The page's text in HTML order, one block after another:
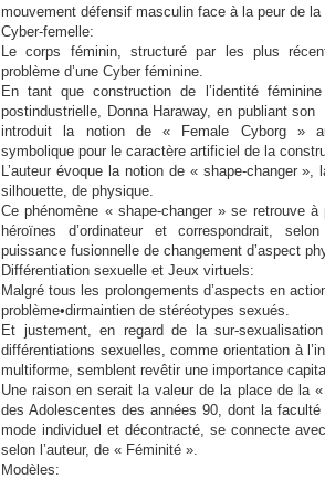
mouvement défensif masculin face à la peur de la
Cyber-femelle:
Le corps féminin, structuré par les plus
problème d’une Cyber féminine.
En tant que construction de l’identité
postindustrielle, Donna Haraway, en publiant
introduit la notion de « Female Cyborg »
symbolique pour le caractère artificiel de la
L’auteur évoque la notion de « shape-changer
silhouette, de physique.
Ce phénomène « shape-changer » se retrouve
héroïnes d’ordinateur et correspondrait,
puissance fusionnelle de changement d’aspect
Différentiation sexuelle et Jeux virtuels:
Malgré tous les prolongements d’aspects en
problème•dirmaintien de stéréotypes sexués.
Et justement, en regard de la sur-
différentiations sexuelles, comme orientation à
multiforme, semblent revêtir une importance
Une raison en serait la valeur de la place de la
des Adolescentes des années 90, dont la faculté
mode individuel et décontracté, se connecte
selon l’auteur, de « Féminité ».
Modèles: